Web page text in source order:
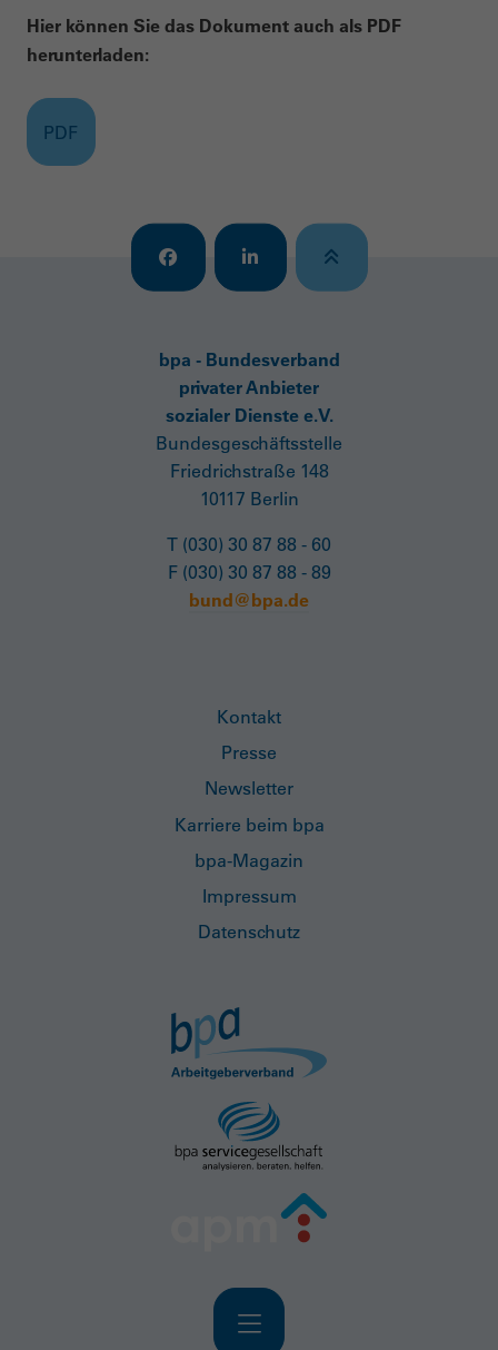
Hier können Sie das Dokument auch als PDF
herunterladen:
PDF
bpa - Bundesverband
privater Anbieter
sozialer Dienste e.V.
Bundesgeschäftsstelle
Friedrichstraße 148
10117 Berlin
T (030) 30 87 88 - 60
F (030) 30 87 88 - 89
bund@bpa.de
Kontakt
Presse
Newsletter
Karriere beim bpa
bpa-Magazin
Impressum
Datenschutz